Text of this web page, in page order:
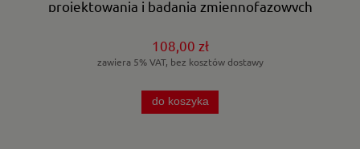
projektowania i badania zmiennofazowych
108,00 zł
zawiera 5% VAT, bez kosztów dostawy
do koszyka